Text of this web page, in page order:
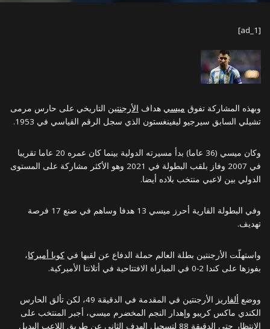
[ad_1]
وبهذه المشاركة تفوق ميسي هداف الأرجنتين التاريخي على حارس مرمى
تشيلي السابق سيرجيو ليفينغستون الذي سجل الرقم القياسي في 1953.
وكان ميسي (36 عاما) بدأ مسيرته الدولية بينما كان عمره 20 عاما تقريبا
في 2007 وفاز بلقب البطولة في 2021 وهو الأكثر مشاركة على المستوى
الدولي بين لاعبي منتخب بلاده أيضا.
وفي البطولة القارية أحرز ميسي 13 هدفا وساهم في صنع 17 فرصة
تهديف.
واستهلّت الأرجنتين بطلة العالم حملة الدفاع عن لقبها في كوبا أميركا،
بفوزها على كندا 2-0 في المباراة الافتتاحية في أتلانتا الأميركية.
ووضع ألفاريز
الأرجنتين في المقدمة في الدقيقة 49، لكن تألق الحارس
الكندي ماكس كريبو وإهدار النجم المخضرم ميسي، أجبر المنتخب على
الانتظار حتى الدقيقة 88 لتسجيل الهدف الثاني عن طريق اللاعب البديل